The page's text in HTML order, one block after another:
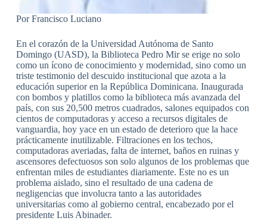
Por Francisco Luciano
En el corazón de la Universidad Autónoma de Santo
Domingo (UASD), la Biblioteca Pedro Mir se erige no solo
como un ícono de conocimiento y modernidad, sino como un
triste testimonio del descuido institucional que azota a la
educación superior en la República Dominicana. Inaugurada
con bombos y platillos como la biblioteca más avanzada del
país, con sus 20,500 metros cuadrados, salones equipados con
cientos de computadoras y acceso a recursos digitales de
vanguardia, hoy yace en un estado de deterioro que la hace
prácticamente inutilizable. Filtraciones en los techos,
computadoras averiadas, falta de internet, baños en ruinas y
ascensores defectuosos son solo algunos de los problemas que
enfrentan miles de estudiantes diariamente. Este no es un
problema aislado, sino el resultado de una cadena de
negligencias que involucra tanto a las autoridades
universitarias como al gobierno central, encabezado por el
presidente Luis Abinader.